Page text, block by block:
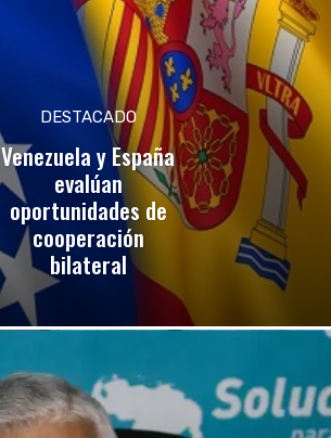
DESTACADO
Venezuela y España
evalúan
oportunidades de
cooperación
bilateral